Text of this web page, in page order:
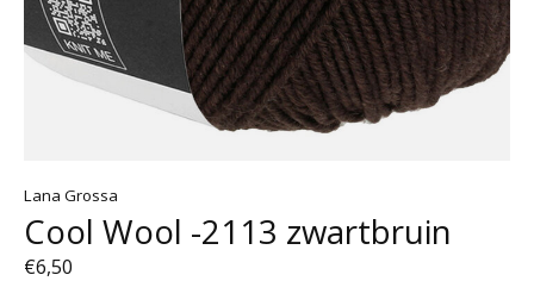
Lana Grossa
Cool Wool -2113 zwartbruin
€6,50